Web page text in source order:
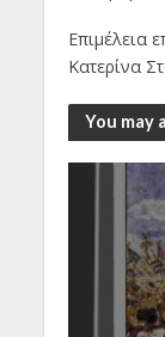
Επιμέλεια
Κατερίνα
You may